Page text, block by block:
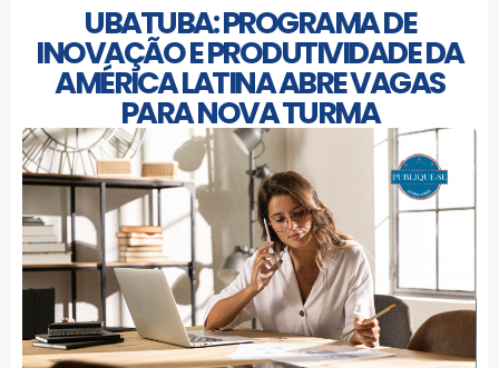
UBATUBA: PROGRAMA DE
INOVAÇÃO E PRODUTIVIDADE DA
AMÉRICA LATINA ABRE VAGAS
PARA NOVA TURMA